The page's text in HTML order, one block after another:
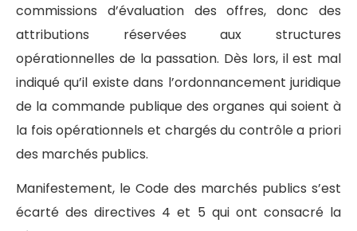
commissions d’évaluation des offres, donc des
attributions réservées aux structures
opérationnelles de la passation. Dès lors, il est mal
indiqué qu’il existe dans l’ordonnancement juridique
de la commande publique des organes qui soient à
la fois opérationnels et chargés du contrôle a priori
des marchés publics.
Manifestement, le Code des marchés publics s’est
écarté des directives 4 et 5 qui ont consacré la